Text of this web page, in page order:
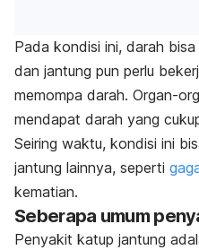
Pada kondisi ini, darah
dan jantung pun perlu
memompa darah. Organ-
mendapat darah yang
Seiring waktu, kondisi ini
jantung lainnya, seperti
kematian.
Seberapa umum
Penyakit katup jantung